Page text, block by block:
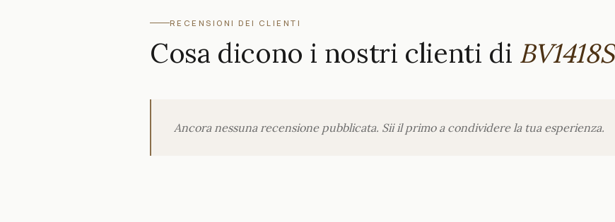
RECENSIONI DEI CLIENTI
Cosa dicono i nostri clienti di BV1418S
Ancora nessuna recensione pubblicata. Sii il primo a condividere la tua esperienza.